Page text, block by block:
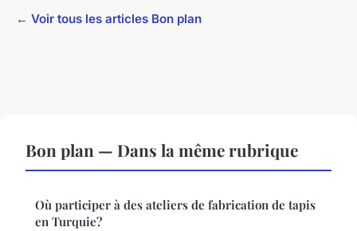
← Voir tous les articles Bon plan
Bon plan — Dans la même rubrique
Où participer à des ateliers de fabrication de tapis
en Turquie?